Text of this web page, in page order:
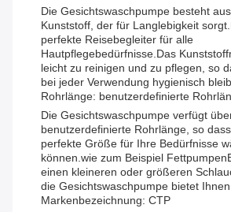
Die Gesichtswaschpumpe besteht
Kunststoff, der für Langlebigkeit
perfekte Reisebegleiter für alle
Hautpflegebedürfnisse.Das
leicht zu reinigen und zu pflegen, so
bei jeder Verwendung hygienisch
Rohrlänge: benutzerdefinierte
Die Gesichtswaschpumpe verfügt
benutzerdefinierte Rohrlänge, so
perfekte Größe für Ihre Bedürfnisse
können.wie zum Beispiel
einen kleineren oder größeren
die Gesichtswaschpumpe bietet
Markenbezeichnung: CTP